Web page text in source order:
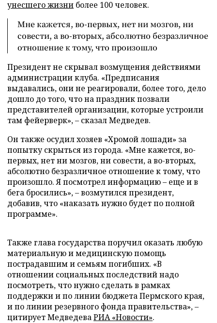
унесшего жизни более 100 человек.
Мне кажется, во-первых, нет ни мозгов, ни
совести, а во-вторых, абсолютно безразличное
отношение к тому, что произошло
Президент не скрывал возмущения действиями
администрации клуба. «Предписания
выдавались, они не реагировали, более того, дело
дошло до того, что на праздник позвали
представителей организации, которые устроили
там фейерверк», – сказал Медведев.
Он также осудил хозяев «Хромой лошади» за
попытку скрыться из города. «Мне кажется, во-
первых, нет ни мозгов, ни совести, а во-вторых,
абсолютно безразличное отношение к тому, что
произошло. Я посмотрел информацию – еще и в
бега бросились», – возмутился президент,
добавив, что «наказать нужно будет по полной
программе».
Также глава государства поручил оказать любую
материальную и медицинскую помощь
пострадавшим и семьям погибших. «В
отношении социальных последствий надо
посмотреть, что нужно сделать в рамках
поддержки и по линии бюджета Пермского края,
и по линии резервного фонда правительства», –
цитирует МедведеваРИА «Новости».